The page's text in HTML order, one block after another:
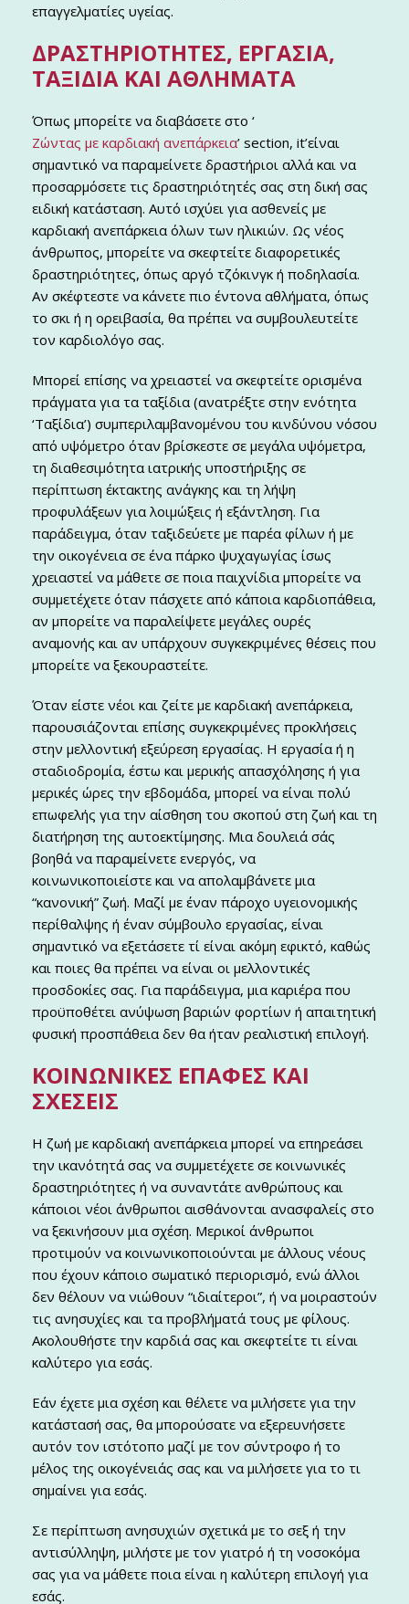
επαγγελματίες υγείας.
ΔΡΑΣΤΗΡΙΌΤΗΤΕΣ, ΕΡΓΑΣΊΑ,
ΤΑΞΊΔΙΑ ΚΑΙ ΑΘΛΉΜΑΤΑ
Όπως μπορείτε να διαβάσετε στο ‘
Ζώντας με καρδιακή ανεπάρκεια’ section, it’είναι
σημαντικό να παραμείνετε δραστήριοι αλλά και να
προσαρμόσετε τις δραστηριότητές σας στη δική σας
ειδική κατάσταση. Αυτό ισχύει για ασθενείς με
καρδιακή ανεπάρκεια όλων των ηλικιών. Ως νέος
άνθρωπος, μπορείτε να σκεφτείτε διαφορετικές
δραστηριότητες, όπως αργό τζόκινγκ ή ποδηλασία.
Αν σκέφτεστε να κάνετε πιο έντονα αθλήματα, όπως
το σκι ή η ορειβασία, θα πρέπει να συμβουλευτείτε
τον καρδιολόγο σας.
Μπορεί επίσης να χρειαστεί να σκεφτείτε ορισμένα
πράγματα για τα ταξίδια (ανατρέξτε στην ενότητα
‘Ταξίδια’) συμπεριλαμβανομένου του κινδύνου νόσου
από υψόμετρο όταν βρίσκεστε σε μεγάλα υψόμετρα,
τη διαθεσιμότητα ιατρικής υποστήριξης σε
περίπτωση έκτακτης ανάγκης και τη λήψη
προφυλάξεων για λοιμώξεις ή εξάντληση. Για
παράδειγμα, όταν ταξιδεύετε με παρέα φίλων ή με
την οικογένεια σε ένα πάρκο ψυχαγωγίας ίσως
χρειαστεί να μάθετε σε ποια παιχνίδια μπορείτε να
συμμετέχετε όταν πάσχετε από κάποια καρδιοπάθεια,
αν μπορείτε να παραλείψετε μεγάλες ουρές
αναμονής και αν υπάρχουν συγκεκριμένες θέσεις που
μπορείτε να ξεκουραστείτε.
Όταν είστε νέοι και ζείτε με καρδιακή ανεπάρκεια,
παρουσιάζονται επίσης συγκεκριμένες προκλήσεις
στην μελλοντική εξεύρεση εργασίας. Η εργασία ή η
σταδιοδρομία, έστω και μερικής απασχόλησης ή για
μερικές ώρες την εβδομάδα, μπορεί να είναι πολύ
επωφελής για την αίσθηση του σκοπού στη ζωή και τη
διατήρηση της αυτοεκτίμησης. Μια δουλειά σάς
βοηθά να παραμείνετε ενεργός, να
κοινωνικοποιείστε και να απολαμβάνετε μια
“κανονική” ζωή. Μαζί με έναν πάροχο υγειονομικής
περίθαλψης ή έναν σύμβουλο εργασίας, είναι
σημαντικό να εξετάσετε τί είναι ακόμη εφικτό, καθώς
και ποιες θα πρέπει να είναι οι μελλοντικές
προσδοκίες σας. Για παράδειγμα, μια καριέρα που
προϋποθέτει ανύψωση βαριών φορτίων ή απαιτητική
φυσική προσπάθεια δεν θα ήταν ρεαλιστική επιλογή.
ΚΟΙΝΩΝΙΚΈΣ ΕΠΑΦΈΣ ΚΑΙ
ΣΧΈΣΕΙΣ
Η ζωή με καρδιακή ανεπάρκεια μπορεί να επηρεάσει
την ικανότητά σας να συμμετέχετε σε κοινωνικές
δραστηριότητες ή να συναντάτε ανθρώπους και
κάποιοι νέοι άνθρωποι αισθάνονται ανασφαλείς στο
να ξεκινήσουν μια σχέση. Μερικοί άνθρωποι
προτιμούν να κοινωνικοποιούνται με άλλους νέους
που έχουν κάποιο σωματικό περιορισμό, ενώ άλλοι
δεν θέλουν να νιώθουν “ιδιαίτεροι”, ή να μοιραστούν
τις ανησυχίες και τα προβλήματά τους με φίλους.
Ακολουθήστε την καρδιά σας και σκεφτείτε τι είναι
καλύτερο για εσάς.
Εάν έχετε μια σχέση και θέλετε να μιλήσετε για την
κατάστασή σας, θα μπορούσατε να εξερευνήσετε
αυτόν τον ιστότοπο μαζί με τον σύντροφο ή το
μέλος της οικογένειάς σας και να μιλήσετε για το τι
σημαίνει για εσάς.
Σε περίπτωση ανησυχιών σχετικά με το σεξ ή την
αντισύλληψη, μιλήστε με τον γιατρό ή τη νοσοκόμα
σας για να μάθετε ποια είναι η καλύτερη επιλογή για
εσάς.